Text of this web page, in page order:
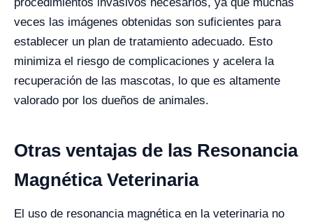
veces las imágenes obtenidas son suficientes para
establecer un plan de tratamiento adecuado. Esto
minimiza el riesgo de complicaciones y acelera la
recuperación de las mascotas, lo que es altamente
valorado por los dueños de animales.
Otras ventajas de las Resonancia
Magnética Veterinaria
El uso de resonancia magnética en la veterinaria no